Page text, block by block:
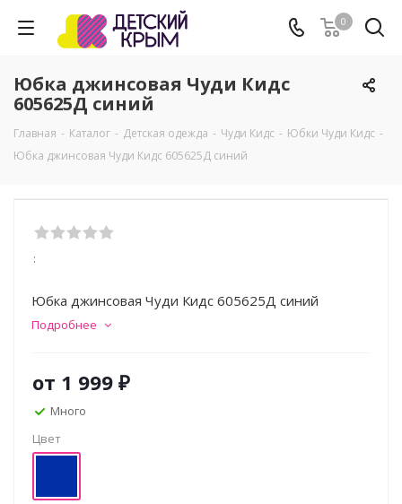
0
Юбка джинсовая Чуди Кидс
605625Д синий
Главная - Каталог - Детская одежда - Чуди Кидс - Юбки Чуди Кидс -
Юбка джинсовая Чуди Кидс 605625Д синий
:
Юбка джинсовая Чуди Кидс 605625Д синий
Подробнее
от 1 999 ₽
Много
Цвет